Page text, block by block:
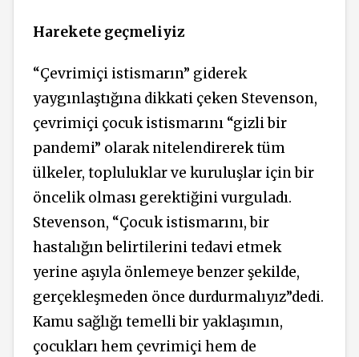
Harekete geçmeliyiz
“Çevrimiçi istismarın” giderek
yaygınlaştığına dikkati çeken Stevenson,
çevrimiçi çocuk istismarını “gizli bir
pandemi” olarak nitelendirerek tüm
ülkeler, topluluklar ve kuruluşlar için bir
öncelik olması gerektiğini vurguladı.
Stevenson, “Çocuk istismarını, bir
hastalığın belirtilerini tedavi etmek
yerine aşıyla önlemeye benzer şekilde,
gerçekleşmeden önce durdurmalıyız”dedi.
Kamu sağlığı temelli bir yaklaşımın,
çocukları hem çevrimiçi hem de